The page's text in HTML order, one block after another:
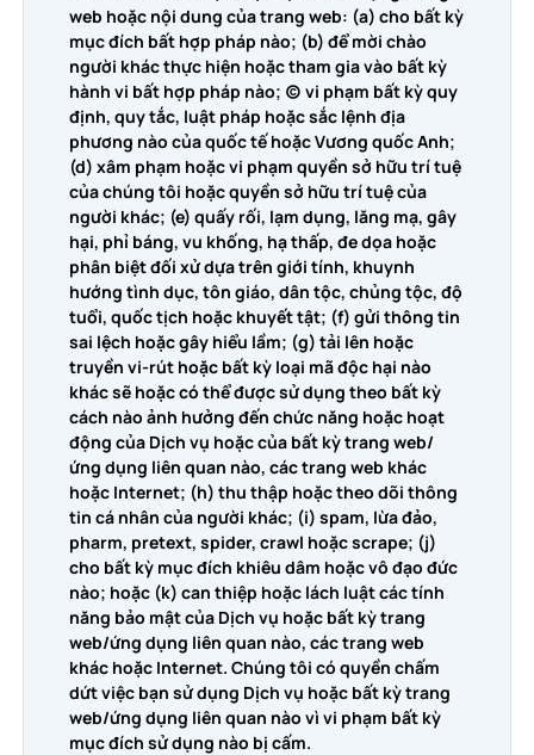
web hoặc nội dung của trang web: (a) cho bất kỳ
mục đích bất hợp pháp nào; (b) để mời chào
người khác thực hiện hoặc tham gia vào bất kỳ
hành vi bất hợp pháp nào; (c) vi phạm bất kỳ quy
định, quy tắc, luật pháp hoặc sắc lệnh địa
phương nào của quốc tế hoặc Vương quốc Anh;
(d) xâm phạm hoặc vi phạm quyền sở hữu trí tuệ
của chúng tôi hoặc quyền sở hữu trí tuệ của
người khác; (e) quấy rối, lạm dụng, lăng mạ, gây
hại, phỉ báng, vu khống, hạ thấp, đe dọa hoặc
phân biệt đối xử dựa trên giới tính, khuynh
hướng tình dục, tôn giáo, dân tộc, chủng tộc, độ
tuổi, quốc tịch hoặc khuyết tật; (f) gửi thông tin
sai lệch hoặc gây hiểu lầm; (g) tải lên hoặc
truyền vi-rút hoặc bất kỳ loại mã độc hại nào
khác sẽ hoặc có thể được sử dụng theo bất kỳ
cách nào ảnh hưởng đến chức năng hoặc hoạt
động của Dịch vụ hoặc của bất kỳ trang web/
ứng dụng liên quan nào, các trang web khác
hoặc Internet; (h) thu thập hoặc theo dõi thông
tin cá nhân của người khác; (i) spam, lừa đảo,
pharm, pretext, spider, crawl hoặc scrape; (j)
cho bất kỳ mục đích khiêu dâm hoặc vô đạo đức
nào; hoặc (k) can thiệp hoặc lách luật các tính
năng bảo mật của Dịch vụ hoặc bất kỳ trang
web/ứng dụng liên quan nào, các trang web
khác hoặc Internet. Chúng tôi có quyền chấm
dứt việc bạn sử dụng Dịch vụ hoặc bất kỳ trang
web/ứng dụng liên quan nào vì vi phạm bất kỳ
mục đích sử dụng nào bị cấm.